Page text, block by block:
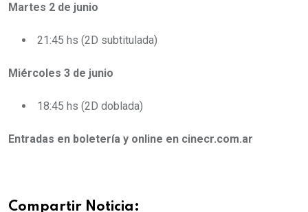
Martes 2 de junio
21:45 hs (2D subtitulada)
Miércoles 3 de junio
18:45 hs (2D doblada)
Entradas en boletería y online en cinecr.com.ar
Compartir Noticia: